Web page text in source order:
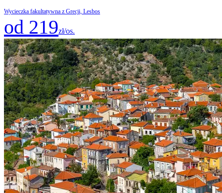
Wycieczka fakultatywna z Grecji, Lesbos
od 219zł/os.